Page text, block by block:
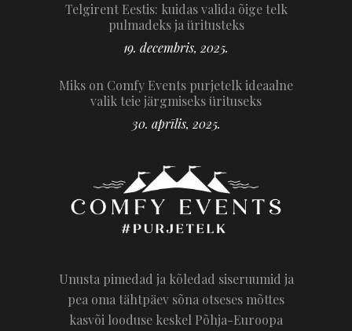
Telgirent Eestis: kuidas valida õige telk
pulmadeks ja üritusteks
19. decembris, 2025.
Miks on Comfy Events purjetelk ideaalne
valik teie järgmiseks ürituseks
30. aprīlis, 2025.
Unusta pimedad ja kõledad siseruumid ja
pea oma tähtpäev sõna otseses mõttes
kasvõi looduse keskel Põhja-Euroopa